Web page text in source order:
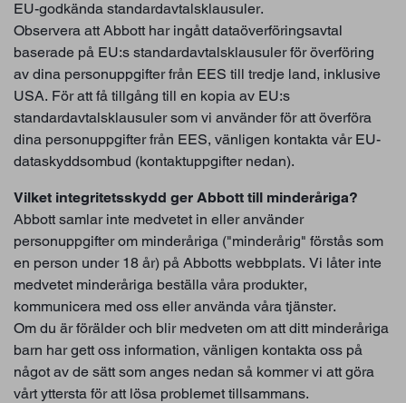
EU-godkända standardavtalsklausuler.
Observera att Abbott har ingått dataöverföringsavtal
baserade på EU:s standardavtalsklausuler för överföring
av dina personuppgifter från EES till tredje land, inklusive
USA. För att få tillgång till en kopia av EU:s
standardavtalsklausuler som vi använder för att överföra
dina personuppgifter från EES, vänligen kontakta vår EU-
dataskyddsombud (kontaktuppgifter nedan).
Vilket integritetsskydd ger Abbott till minderåriga?
Abbott samlar inte medvetet in eller använder
personuppgifter om minderåriga ("minderårig" förstås som
en person under 18 år) på Abbotts webbplats. Vi låter inte
medvetet minderåriga beställa våra produkter,
kommunicera med oss eller använda våra tjänster.
Om du är förälder och blir medveten om att ditt minderåriga
barn har gett oss information, vänligen kontakta oss på
något av de sätt som anges nedan så kommer vi att göra
vårt yttersta för att lösa problemet tillsammans.